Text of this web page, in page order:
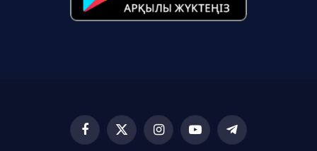
Facebook
X
InstagramYouTubeTelegram